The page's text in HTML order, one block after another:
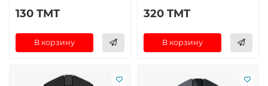
130 TMT
В корзину
320 TMT
В корзину